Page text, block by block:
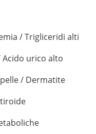
/ Trigliceridi alti
urico alto
/ Dermatite